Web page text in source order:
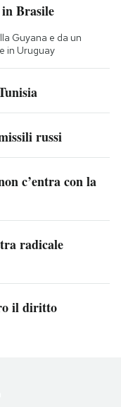
Brasile
Guyana e da un
in Uruguay
russi
c’entra con la
radicale
il diritto